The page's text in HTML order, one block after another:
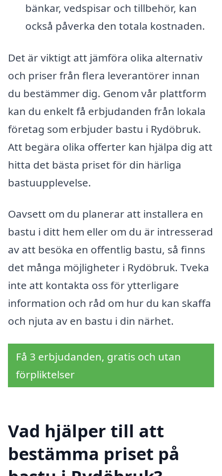
bänkar, vedspisar och tillbehör, kan
också påverka den totala kostnaden.
Det är viktigt att jämföra olika alternativ
och priser från flera leverantörer innan
du bestämmer dig. Genom vår plattform
kan du enkelt få erbjudanden från lokala
företag som erbjuder bastu i Rydöbruk.
Att begära olika offerter kan hjälpa dig att
hitta det bästa priset för din härliga
bastuupplevelse.
Oavsett om du planerar att installera en
bastu i ditt hem eller om du är intresserad
av att besöka en offentlig bastu, så finns
det många möjligheter i Rydöbruk. Tveka
inte att kontakta oss för ytterligare
information och råd om hur du kan skaffa
och njuta av en bastu i din närhet.
Få 3 erbjudanden, gratis och utan
förpliktelser
Vad hjälper till att
bestämma priset på